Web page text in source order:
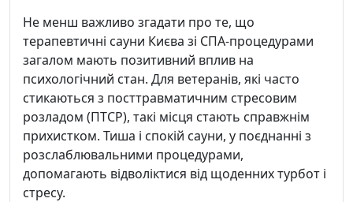
Не менш важливо згадати про те, що
терапевтичні сауни Києва зі СПА-процедурами
загалом мають позитивний вплив на
психологічний стан. Для ветеранів, які часто
стикаються з посттравматичним стресовим
розладом (ПТСР), такі місця стають справжнім
прихистком. Тиша і спокій сауни, у поєднанні з
розслаблювальними процедурами,
допомагають відволіктися від щоденних турбот і
стресу.